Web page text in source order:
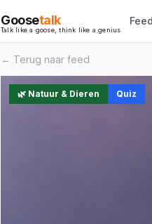
Goosetalk
Talk like a goose, think like a genius
Feed
← Terug naar feed
🌿 Natuur & Dieren Quiz